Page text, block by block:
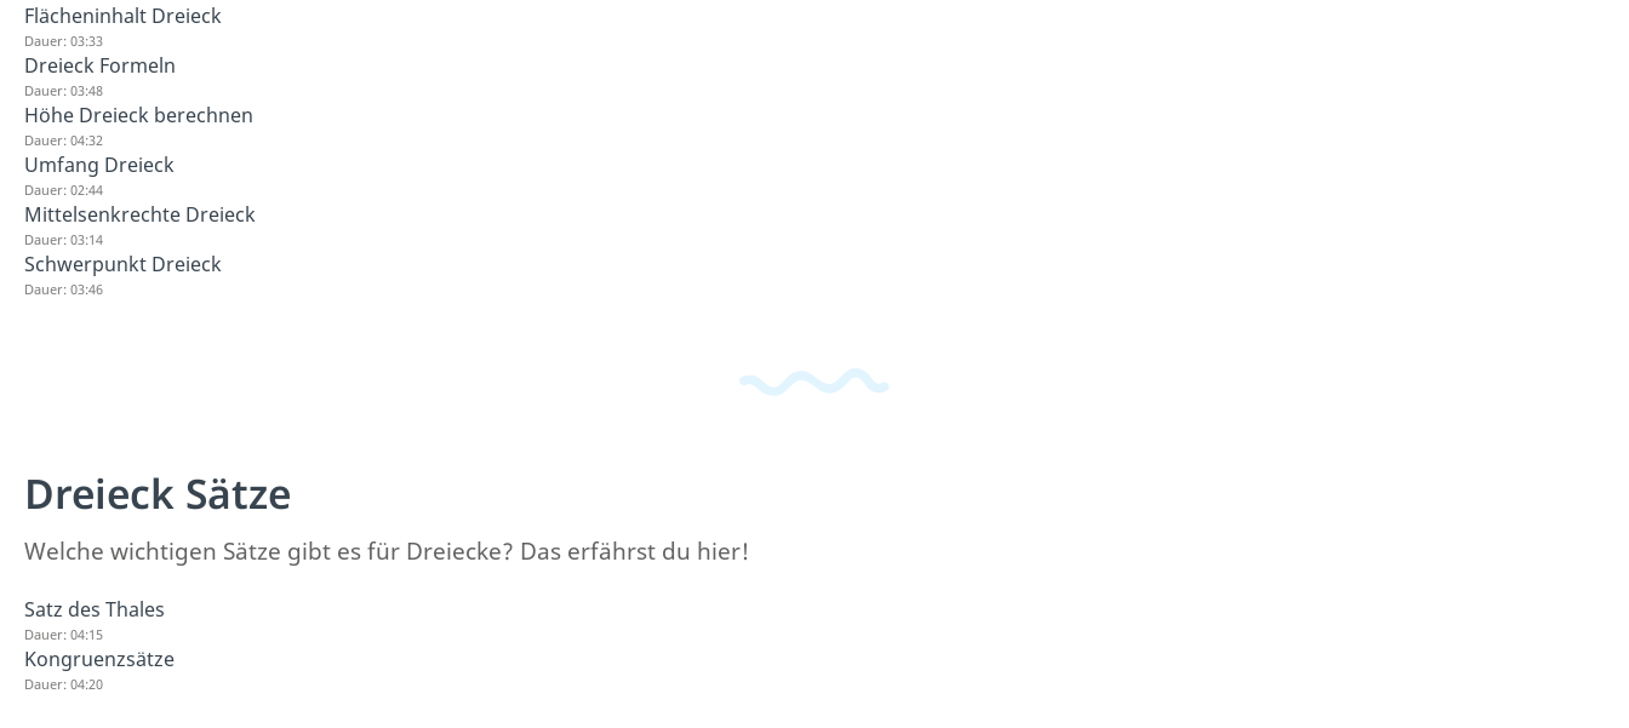
Flächeninhalt Dreieck
Dauer: 03:33
Dreieck Formeln
Dauer: 03:48
Höhe Dreieck berechnen
Dauer: 04:32
Umfang Dreieck
Dauer: 02:44
Mittelsenkrechte Dreieck
Dauer: 03:14
Schwerpunkt Dreieck
Dauer: 03:46
Dreieck Sätze
Welche wichtigen Sätze gibt es für Dreiecke? Das erfährst du hier!
Satz des Thales
Dauer: 04:15
Kongruenzsätze
Dauer: 04:20